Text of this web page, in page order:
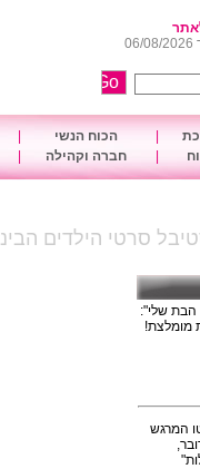
הכוח הנשי
חברה וקהילה
סרטי הילדים
הבת שלי":
מומלצת!
המרגש